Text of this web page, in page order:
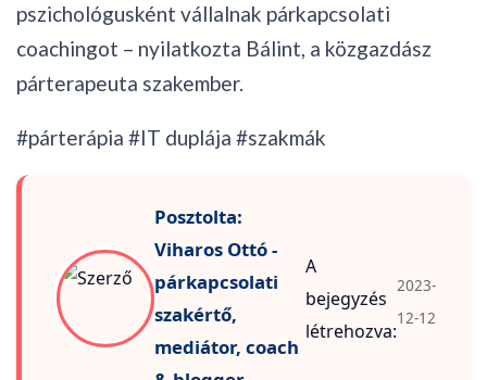
pszichológusként vállalnak párkapcsolati
coachingot – nyilatkozta Bálint, a közgazdász
párterapeuta szakember.
#párterápia #IT duplája #szakmák
Posztolta:
Viharos Ottó -
párkapcsolati
szakértő,
mediátor, coach
A
bejegyzés
létrehozva:
2023-
12-12